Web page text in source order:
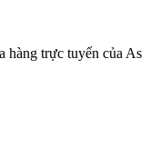
trực tuyến của Asia